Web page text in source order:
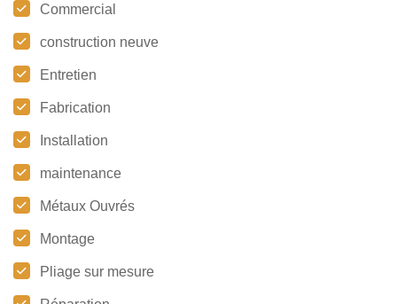
Commercial
construction neuve
Entretien
Fabrication
Installation
maintenance
Métaux Ouvrés
Montage
Pliage sur mesure